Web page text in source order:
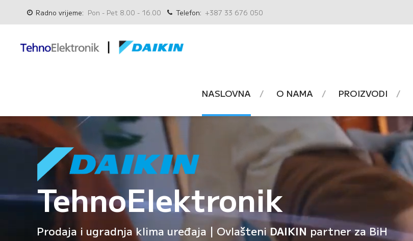
Radno vrijeme: Pon - Pet 8.00 - 16.00 Telefon: +387 33 676 050
NASLOVNA O NAMA PROIZVODI
TehnoElektronik
Prodaja i ugradnja klima uređaja | Ovlašteni DAIKINpartner za BiH